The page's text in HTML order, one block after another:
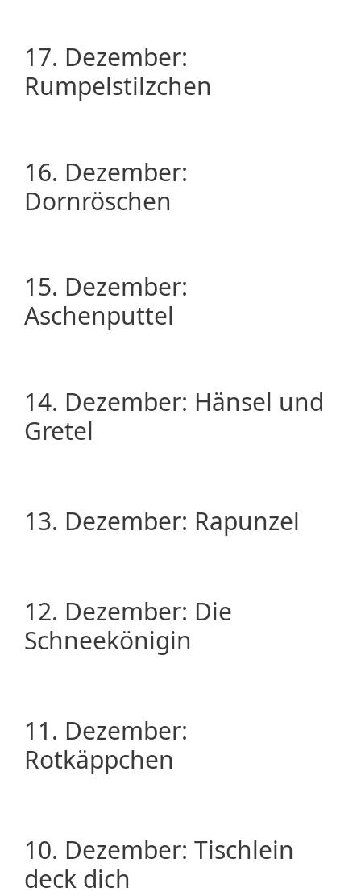
17. Dezember:
Rumpelstilzchen
16. Dezember:
Dornröschen
15. Dezember:
Aschenputtel
14. Dezember: Hänsel und
Gretel
13. Dezember: Rapunzel
12. Dezember: Die
Schneekönigin
11. Dezember:
Rotkäppchen
10. Dezember: Tischlein
deck dich